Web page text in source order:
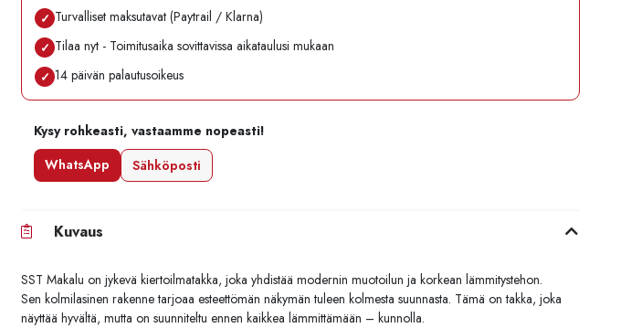
✓ Turvalliset maksutavat (Paytrail / Klarna)
✓ Tilaa nyt - Toimitusaika sovittavissa aikataulusi mukaan
✓ 14 päivän palautusoikeus
Kysy rohkeasti, vastaamme nopeasti!
WhatsApp
Sähköposti
Kuvaus
SST Makalu on jykevä kiertoilmatakka, joka yhdistää modernin muotoilun ja korkean lämmitystehon.
Sen kolmilasinen rakennetarjoaa esteettömän näkymäntuleen kolmesta suunnasta. Tämä ontakka, joka
näyttää hyvältä, mutta on suunniteltu ennen kaikkea lämmittämään – kunnolla.